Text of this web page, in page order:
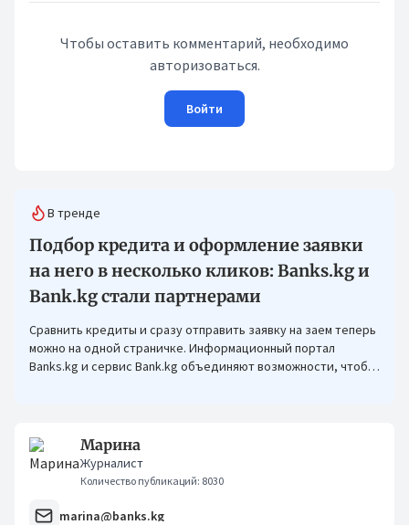
Чтобы оставить комментарий, необходимо
авторизоваться.
Войти
В тренде
Подбор кредита и оформление заявки
на него в несколько кликов: Banks.kg и
Bank.kg стали партнерами
Сравнить кредиты и сразу отправить заявку на заем теперь
можно на одной страничке. Информационный портал
Banks.kg и сервис Bank.kg объединяют возможности, чтобы
Марина
Журналист
Количество публикаций: 8030
marina@banks.kg